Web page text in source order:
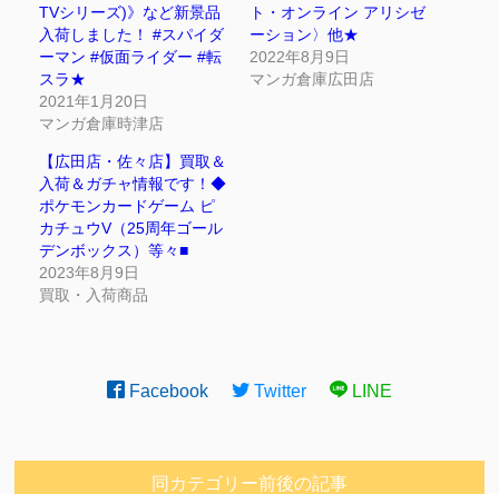
TVシリーズ)》など新景品
入荷しました！ #スパイダ
ーマン #仮面ライダー #転
スラ★
2021年1月20日
マンガ倉庫時津店
ト・オンライン アリシゼ
ーション〉他★
2022年8月9日
マンガ倉庫広田店
【広田店・佐々店】買取＆
入荷＆ガチャ情報です！◆
ポケモンカードゲーム ピ
カチュウV（25周年ゴール
デンボックス）等々■
2023年8月9日
買取・入荷商品
Facebook Twitter LINE
同カテゴリー前後の記事